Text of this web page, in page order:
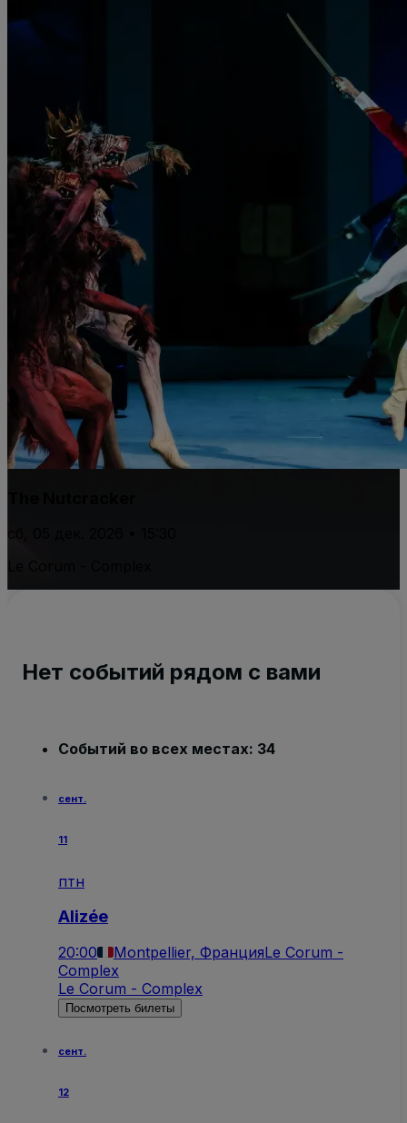
Нет событий рядом с вами
Событий во всех местах: 34
сент.
11
птн
Alizée
20:00 Montpellier, ФранцияLe Corum -
Complex
Le Corum - Complex
Посмотреть билеты
сент.
12